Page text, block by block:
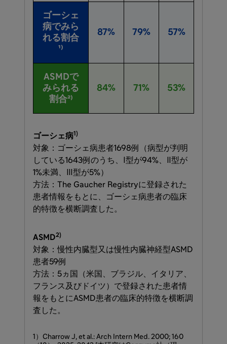
ゴーシェ
病でみら
れる割合
¹⁾
87% 79% 57%
ASMDで
みられる
割合²⁾
84% 71% 53%
ゴーシェ病1)
対象：ゴーシェ病患者1698例​（病型が​判明
している​1643例の​うち、​Ⅰ型が​94%、​Ⅱ型が​
1%未満、​Ⅲ型が​5%）​
方​法：The Gaucher Registryに​登録された​
患者情報を​もとに、​ゴーシェ病患者の​臨床
的特徴を​横断調査した。
ASMD2)
対象​：慢性内臓型又は​慢性内臓神経型ASMD
患者59例
方​法：5ヵ国​（米国、​ブラジル、​イタリア、​
フランス及びドイツ）で​登録された​患者情
報を​もとに​ASMD患者の​臨床的特徴を​横断調
査した。
1）​Charrow J, et al.: Arch Intern Med. 2000; 160​